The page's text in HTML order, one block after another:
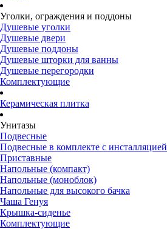
Уголки, ограждения и поддоны
Душевые уголки
Душевые двери
Душевые поддоны
Душевые шторки для ванны
Душевые перегородки
Комплектующие
Керамическая плитка
Унитазы
Подвесные
Подвесные в комплекте с инсталляцией
Приставные
Напольные (компакт)
Напольные (моноблок)
Напольные для высокого бачка
Чаша Генуя
Крышка-сиденье
Комплектующие